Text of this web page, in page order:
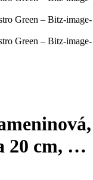
20 cm, …